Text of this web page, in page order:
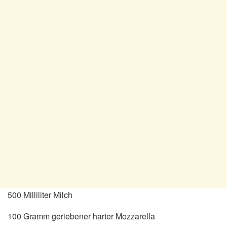
500 Milliliter Milch
100 Gramm geriebener harter Mozzarella